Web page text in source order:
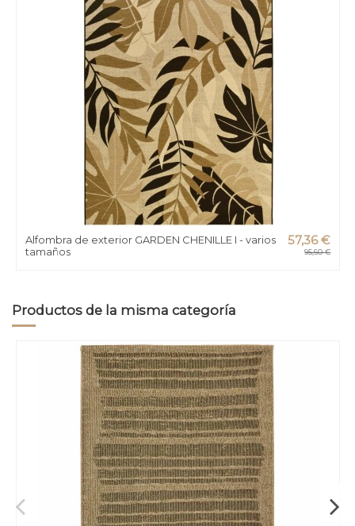
Alfombra de exterior GARDEN CHENILLE I - varios
tamaños
57,36 €
95,60 €
Productos de la misma categoría